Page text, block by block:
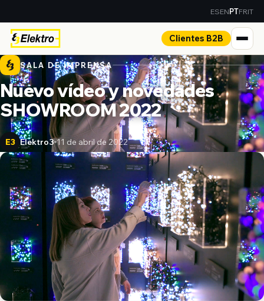
ESENPTFRIT
Clientes B2B
SALA DE IMPRENSA
Nuevo vídeo y novedades
SHOWROOM 2022
E3 Elektro3 11 de abril de 2022